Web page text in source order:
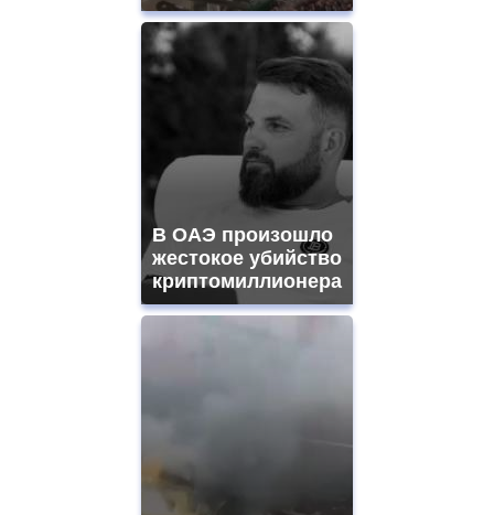
В ОАЭ произошло
жестокое убийство
криптомиллионера